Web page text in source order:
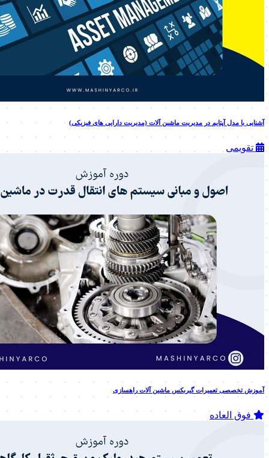
آشنایی با مدل آپتایم در مدیریت ماشین آلات (مدیریت دارایی های فیزیکی)
تقویمی
آموزش تخصصی تعمیرات گیربکس ماشین آلات راهسازی
فوق العاده